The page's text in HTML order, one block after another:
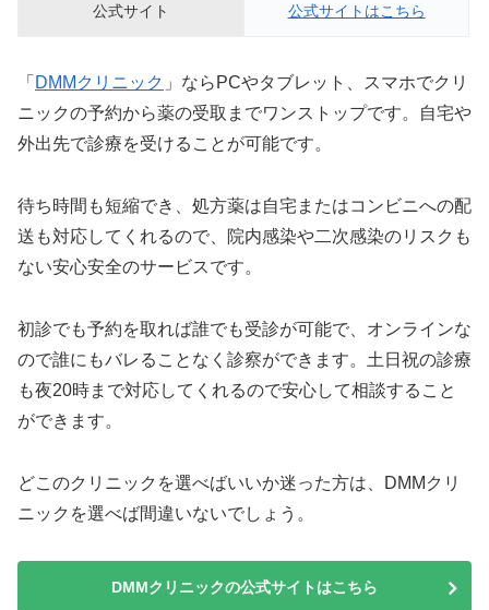
公式サイト 公式サイトはこちら
「 DMMクリニック 」ならPCやタブレット、スマホでクリ
ニックの予約から薬の受取までワンストップです。自宅や
外出先で診療を受けることが可能です。
待ち時間も短縮でき、処方薬は自宅またはコンビニへの配
送も対応してくれるので、院内感染や二次感染のリスクも
ない安心安全のサービスです。
初診でも予約を取れば誰でも受診が可能で、オンラインな
ので誰にもバレることなく診察ができます。土日祝の診療
も夜20時まで対応してくれるので安心して相談すること
ができます。
どこのクリニックを選べばいいか迷った方は、DMMクリ
ニックを選べば間違いないでしょう。
DMMクリニックの公式サイトはこちら